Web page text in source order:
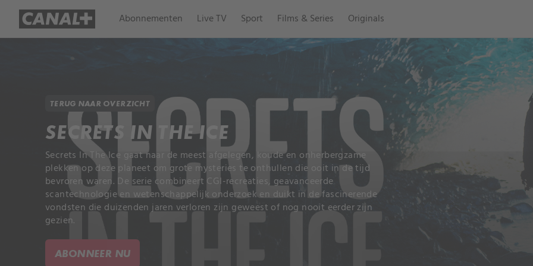
Abonnementen Live TV Sport Films & Series Originals
TERUG NAAR OVERZICHT
SECRETS IN THE ICE
Secrets In The Ice gaat naar de meest afgelegen, koude en onherbergzame
plekken op deze planeet om grote mysteries te onthullen die ooit in de tijd
bevroren waren. De serie combineert CGI-recreaties, geavanceerde
scantechnologie en wetenschappelijk onderzoek en duikt in de fascinerende
vondsten die duizenden jaren verloren zijn geweest of nog nooit eerder zijn
gezien.
ABONNEER NU